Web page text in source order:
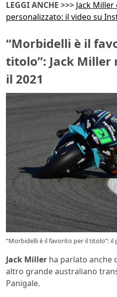
LEGGI ANCHE >>> Jack
personalizzato: il video su
“Morbidelli è il
titolo”: Jack Miller
il 2021
“Morbidelli è il favorito per il titolo”: il
Jack Miller ha parlato anche
altro grande australiano
Panigale.